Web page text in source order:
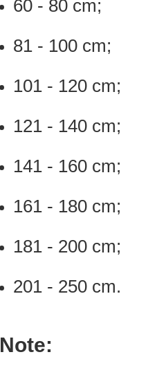
60 - 80 cm;
81 - 100 cm;
101 - 120 cm;
121 - 140 cm;
141 - 160 cm;
161 - 180 cm;
181 - 200 cm;
201 - 250 cm.
Note: